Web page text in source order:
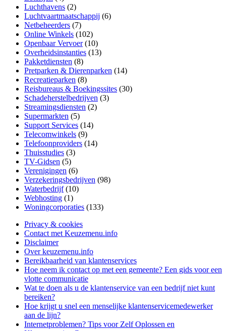
Luchthavens (2)
Luchtvaartmaatschappij (6)
Netbeheerders (7)
Online Winkels (102)
Openbaar Vervoer(10)
Overheidsinstanties (13)
Pakketdiensten (8)
Pretparken & Dierenparken (14)
Recreatieparken (8)
Reisbureaus & Boekingssites (30)
Schadeherstelbedrijven (3)
Streamingsdiensten (2)
Supermarkten (5)
Support Services (14)
Telecomwinkels (9)
Telefoonproviders (14)
Thuisstudies (3)
TV-Gidsen (5)
Verenigingen (6)
Verzekeringsbedrijven (98)
Waterbedrijf(10)
Webhosting (1)
Woningcorporaties (133)
Privacy & cookies
Contact met Keuzemenu.info
Disclaimer
Over keuzemenu.info
Bereikbaarheid van klantenservices
Hoe neem ik contact op met een gemeente? Een gids voor een
vlotte communicatie
Wat te doen als u de klantenservice van een bedrijf niet kunt
bereiken?
Hoe krijgt u snel een menselijke klantenservicemedewerker
aan de lijn?
Internetproblemen? Tips voor Zelf Oplossen en